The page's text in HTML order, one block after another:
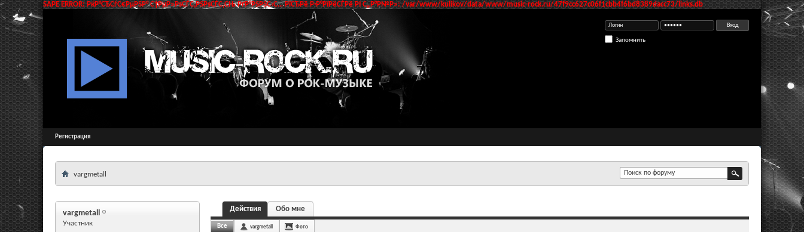
SAPE ERROR: РќР°СЂСѓС€РµРЅР° С†РµР»РѕСЃС‚РЅРѕСЃС‚СЊ РґР°РЅРЅС‹С… РїСЂРё Р·Р°РїРёСЃРё РІ С„Р°Р№Р»: /var/www/kulikov/data/www/music-rock.ru/47f9cc627c06f1cbb4f6bd8389dacc73/links.db
Запомнить
Регистрация
vargmetall
vargmetall
Участник
Действия Обо мне
Все vargmetall Фото